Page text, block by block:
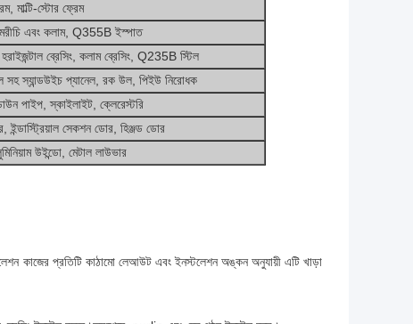
মাল্টি-স্টোর ফ্রেম
মরীচি এবং কলাম, Q355B ইস্পাত
ব্রেসিং, কলাম ব্রেসিং, Q235B স্টিল
সহ স্যান্ডউইচ প্যানেল, রক উল, পিইউ নিরোধক
পাইপ, স্কাইলাইট, ক্লেরেস্টরি
সেকশন ডোর, হিঞ্জড ডোর
উইন্ডো, মেটাল লাউভার
কাজের প্রতিটি কাঠামো লেআউট এবং ইনস্টলেশন অঙ্কন অনুযায়ী এটি খাড়া